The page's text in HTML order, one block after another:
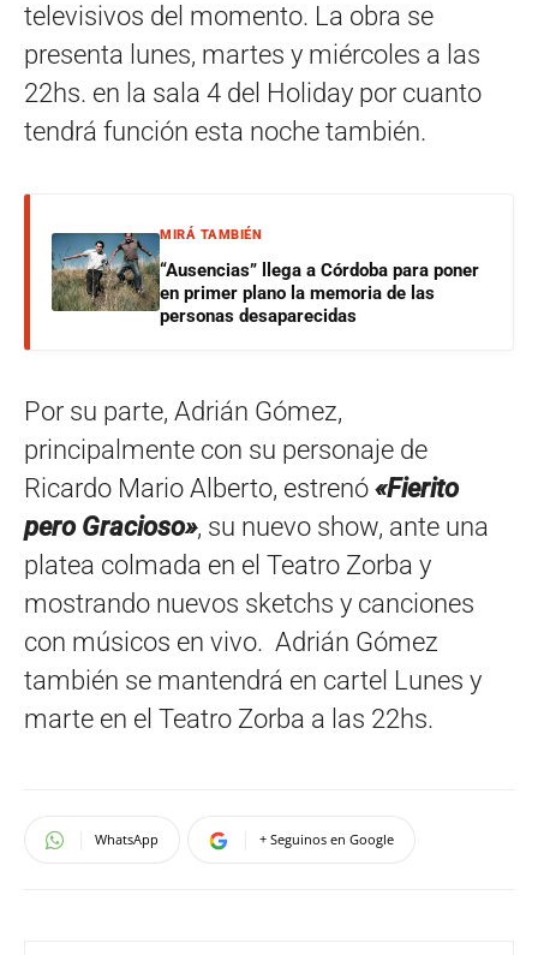
televisivos del momento. La obra se
presenta lunes, martes y miércoles a las
22hs. en la sala 4 del Holiday por cuanto
tendrá función esta noche también.
MIRÁ TAMBIÉN
“Ausencias” llega a Córdoba para poner
en primer plano la memoria de las
personas desaparecidas
Por su parte, Adrián Gómez,
principalmente con su personaje de
Ricardo Mario Alberto, estrenó «Fierito
pero Gracioso», su nuevo show, ante una
platea colmada en el Teatro Zorba y
mostrando nuevos sketchs y canciones
con músicos en vivo. Adrián Gómez
también se mantendrá en cartel Lunes y
marte en el Teatro Zorba a las 22hs.
WhatsApp + Seguinos en Google